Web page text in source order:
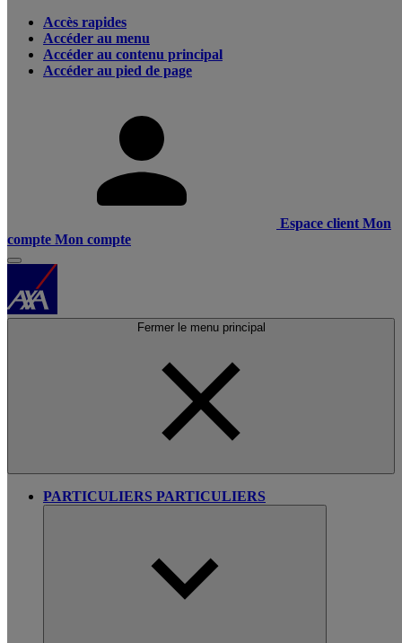
Accès rapides
Accéder au menu
Accéder au contenu principal
Accéder au pied de page
Espace client Mon
compte Mon compte
Fermer le menu principal
PARTICULIERS PARTICULIERS